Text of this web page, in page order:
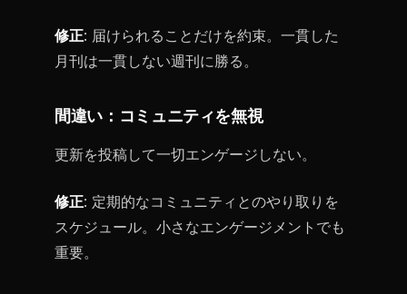
修正: 届けられることだけを約束。一貫した
月刊は一貫しない週刊に勝る。
間違い：コミュニティを無視
更新を投稿して一切エンゲージしない。
修正: 定期的なコミュニティとのやり取りを
スケジュール。小さなエンゲージメントでも
重要。